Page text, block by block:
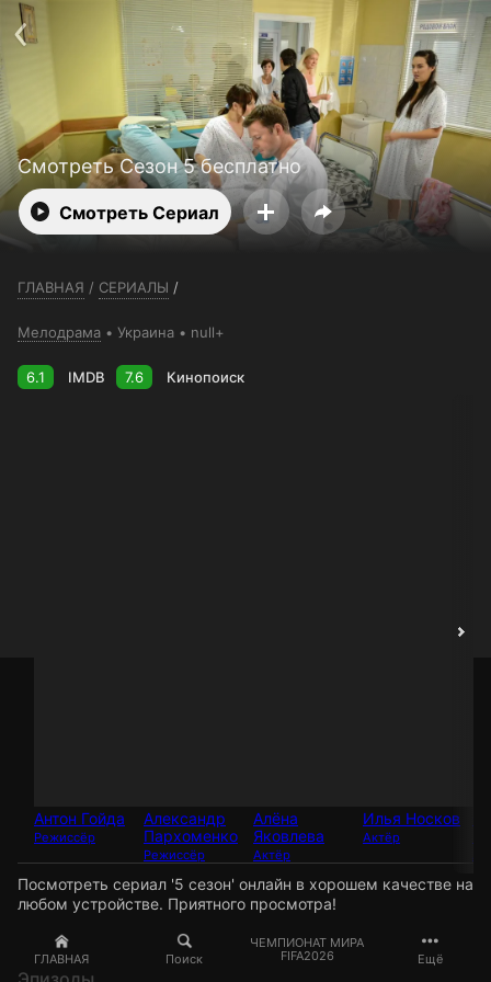
ГЛАВНАЯ Поиск
ЧЕМПИОНАТ МИРА
FIFA2026
Ещё
Смотреть Сезон 5 бесплатно
Смотреть Сериал
ГЛАВНАЯ / СЕРИАЛЫ /
Мелодрама Украина null+
6.1 IMDB 7.6 Кинопоиск
Антон Гойда
Режиссёр
Александр
Пархоменко
Режиссёр
Алёна
Яковлева
Актёр
Илья Носков
Актёр
Посмотреть сериал '5 сезон' онлайн в хорошем качестве на
любом устройстве. Приятного просмотра!
Телефон поддержки:
Пользовательское соглашение
Политика конфиденциальности
Открыть приложение
Ввести промокод